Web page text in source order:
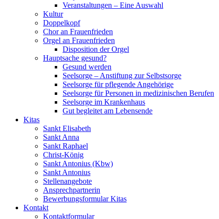
Veranstaltungen – Eine Auswahl
Kultur
Doppelkopf
Chor an Frauenfrieden
Orgel an Frauenfrieden
Disposition der Orgel
Hauptsache gesund?
Gesund werden
Seelsorge – Anstiftung zur Selbstsorge
Seelsorge für pflegende Angehörige
Seelsorge für Personen in medizinischen Berufen
Seelsorge im Krankenhaus
Gut begleitet am Lebensende
Kitas
Sankt Elisabeth
Sankt Anna
Sankt Raphael
Christ-König
Sankt Antonius (Kbw)
Sankt Antonius
Stellenangebote
Ansprechpartnerin
Bewerbungsformular Kitas
Kontakt
Kontaktformular